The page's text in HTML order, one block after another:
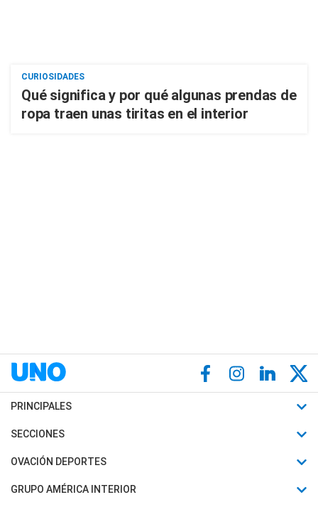
CURIOSIDADES
Qué significa y por qué algunas prendas de
ropa traen unas tiritas en el interior
PRINCIPALES
Últimas Noticias
Política
SECCIONES
Horóscopo
Motores
OVACIÓN DEPORTES
Fútbol
GRUPO AMÉRICA INTERIOR